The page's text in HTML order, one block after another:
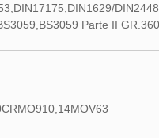
Parte II